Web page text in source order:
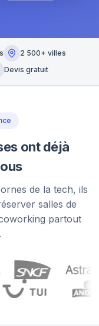
2 500+ villes
Devis gratuit
ont déjà
de la tech, ils
salles de
partout